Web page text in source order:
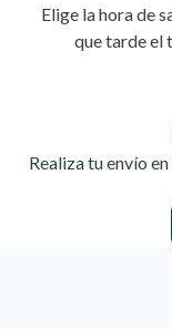
Elige la hora de
que tarde el
Realiza tu envío